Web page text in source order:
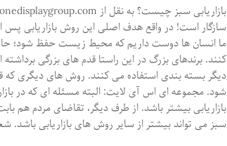
سازگار است! در واقع هدف اصلی این روش بازاریابی
ما انسان ها دوست داریم که محیط زیست حفظ شود؛
کنند. برندهای بزرگ در این راستا قدم های بزرگی
دیگر بسته بندی استفاده می کنند. روش های دیگری که
شود. مجموعه ای اس آی لایت: البته مسئله ای که در
بازاریابی بیشتر باشد. از طرف دیگر، تقاضای مردم
سبز می تواند بیشتر از سایر روش های بازاریابی باشد.